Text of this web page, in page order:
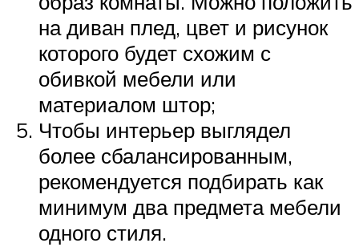
на диван плед, цвет и рисунок
которого будет схожим с
обивкой мебели или
материалом штор;
Чтобы интерьер выглядел
более сбалансированным,
рекомендуется подбирать как
минимум два предмета мебели
одного стиля.